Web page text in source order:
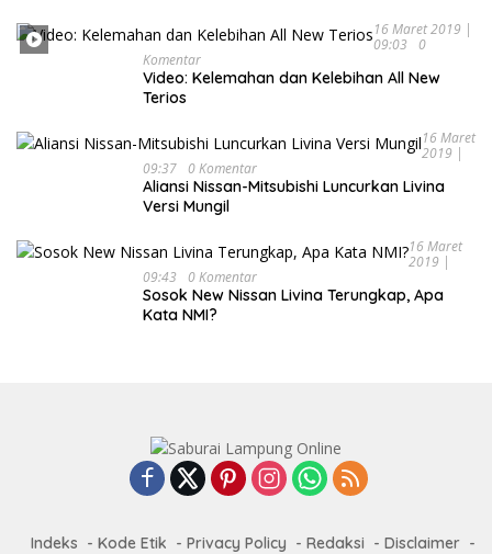
16 Maret 2019 |
09:03
0
Komentar
Video: Kelemahan dan Kelebihan All New
Terios
16 Maret
2019 |
09:37 0 Komentar
Aliansi Nissan-Mitsubishi Luncurkan Livina
Versi Mungil
16 Maret
2019 |
09:43
0 Komentar
Sosok New Nissan Livina Terungkap, Apa
Kata NMI?
Indeks Kode Etik Privacy Policy Redaksi
Disclaimer